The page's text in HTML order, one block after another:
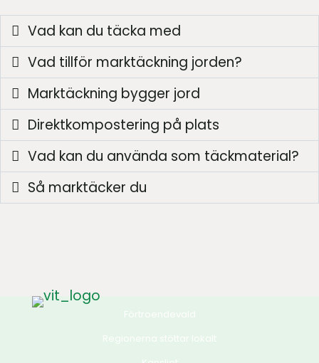
Vad kan du täcka med
Vad tillför marktäckning jorden?
Marktäckning bygger jord
Direktkompostering på plats
Vad kan du använda som täckmaterial?
Så marktäcker du
Förtroendevald
Regionerna stöttar lokalt